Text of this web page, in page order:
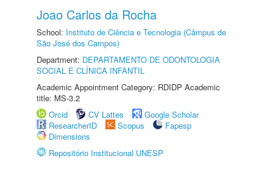
Joao Carlos da Rocha
School: Instituto de Ciência e Tecnologia (Câmpus de
São José dos Campos)
Department: DEPARTAMENTO DE ODONTOLOGIA
SOCIAL E CLÍNICA INFANTIL
Academic Appointment Category: RDIDP Academic
title: MS-3.2
Orcid
CV Lattes
Google Scholar
ResearcherID
Scopus
Fapesp
Dimensions
Repositório Institucional UNESP